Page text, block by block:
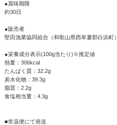
●賞味期限
約30日
●販売者
堅田漁業協同組合（和歌山県西牟婁郡白浜町）
●栄養成分表示(100g当たり)※推定値
熱量：306kcal
たんぱく質：32.2g
炭水化物：39.3g
脂質：2.2g
食塩相当量：4.3g
■常温便にて発送